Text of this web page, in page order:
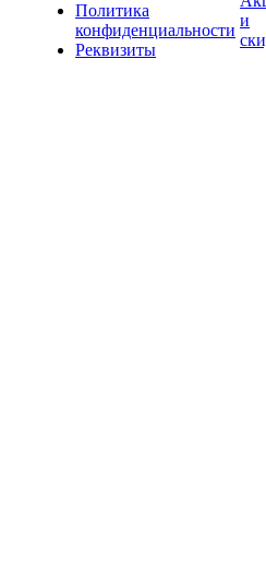
Политика
конфиденциальности
Реквизиты
и